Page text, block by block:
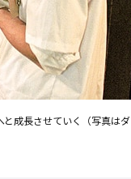
成長させていく（写真は